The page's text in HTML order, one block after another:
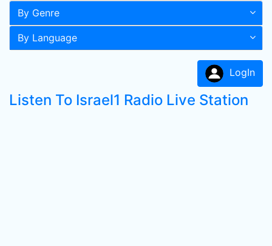
By Genre
By Language
LogIn
Listen To Israel1 Radio Live Station